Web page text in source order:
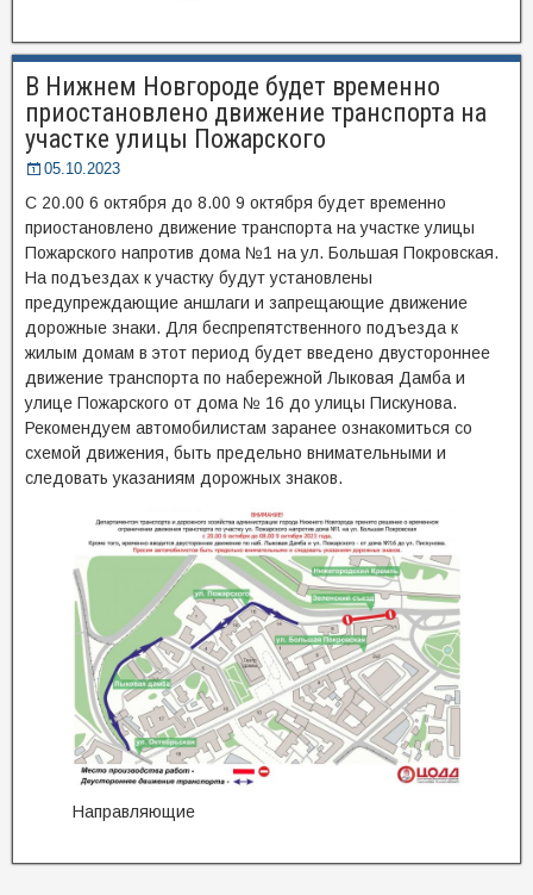
В Нижнем Новгороде будет временно
приостановлено движение транспорта на
участке улицы Пожарского
05.10.2023
С 20.00 6 октября до 8.00 9 октября будет временно
приостановлено движение транспорта на участке улицы
Пожарского напротив дома №1 на ул. Большая Покровская.
На подъездах к участку будут установлены
предупреждающие аншлаги и запрещающие движение
дорожные знаки. Для беспрепятственного подъезда к
жилым домам в этот период будет введено двустороннее
движение транспорта по набережной Лыковая Дамба и
улице Пожарского от дома № 16 до улицы Пискунова.
Рекомендуем автомобилистам заранее ознакомиться со
схемой движения, быть предельно внимательными и
следовать указаниям дорожных знаков.
Направляющие